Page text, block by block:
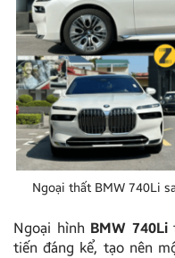
Ngoại thất BMW 740Li
Ngoại hình BMW 740Li
tiến đáng kể, tạo nên